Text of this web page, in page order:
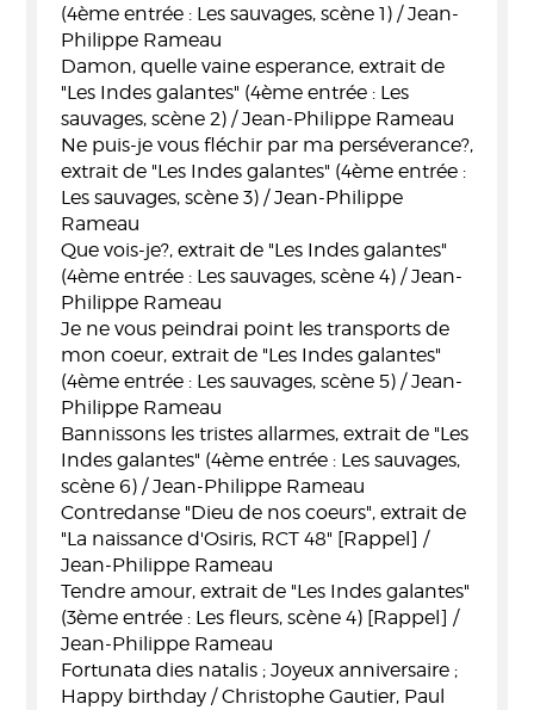
(4ème entrée : Les sauvages, scène 1) / Jean-
Philippe Rameau
Damon, quelle vaine esperance, extrait de
"Les Indes galantes" (4ème entrée : Les
sauvages, scène 2) / Jean-Philippe Rameau
Ne puis-je vous fléchir par ma perséverance?,
extrait de "Les Indes galantes" (4ème entrée :
Les sauvages, scène 3) / Jean-Philippe
Rameau
Que vois-je?, extrait de "Les Indes galantes"
(4ème entrée : Les sauvages, scène 4) / Jean-
Philippe Rameau
Je ne vous peindrai point les transports de
mon coeur, extrait de "Les Indes galantes"
(4ème entrée : Les sauvages, scène 5) / Jean-
Philippe Rameau
Bannissons les tristes allarmes, extrait de "Les
Indes galantes" (4ème entrée : Les sauvages,
scène 6) / Jean-Philippe Rameau
Contredanse "Dieu de nos coeurs", extrait de
"La naissance d'Osiris, RCT 48" [Rappel] /
Jean-Philippe Rameau
Tendre amour, extrait de "Les Indes galantes"
(3ème entrée : Les fleurs, scène 4) [Rappel] /
Jean-Philippe Rameau
Fortunata dies natalis ; Joyeux anniversaire ;
Happy birthday / Christophe Gautier, Paul